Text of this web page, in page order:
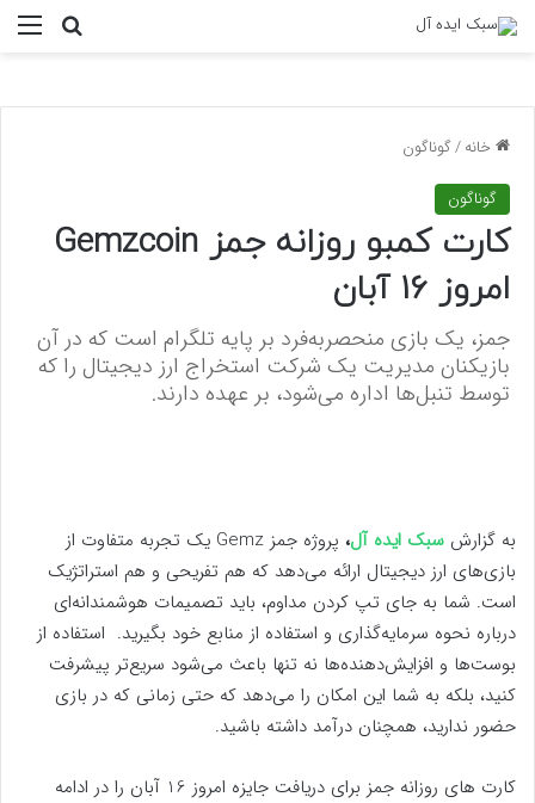
خانه/گوناگون
گوناگون
کارت کمبو روزانه جمز Gemzcoin
امروز 16 آبان
جمز، یک بازی منحصربه‌فرد بر پایه تلگرام است که در آن
بازیکنان مدیریت یک شرکت استخراج ارز دیجیتال را که
توسط تنبل‌ها اداره می‌شود، بر عهده دارند.
به گزارش سبک ایده آل،
پروژه جمز Gemz یک تجربه متفاوت از
بازی‌های ارز دیجیتال ارائه می‌دهد که هم تفریحی و هم استراتژیک
است. شما به جای تپ کردن مداوم، باید تصمیمات هوشمندانه‌ای
درباره نحوه سرمایه‌گذاری و استفاده از منابع خود بگیرید. استفاده از
بوست‌ها و افزایش‌دهنده‌ها نه تنها باعث می‌شود سریع‌تر پیشرفت
کنید، بلکه به شما این امکان را می‌دهد که حتی زمانی که در بازی
حضور ندارید، همچنان درآمد داشته باشید.
کارت های روزانه جمز برای دریافت جایزه امروز 16 آبان را در ادامه